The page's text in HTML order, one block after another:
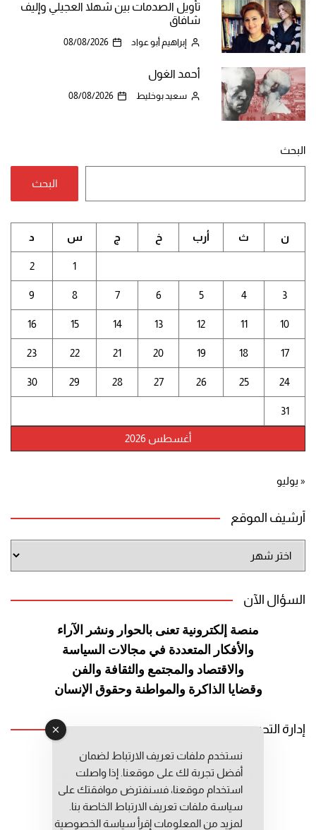
تأويل الصدمات بين شهلا العجيلي وإليف
شافاق
إبراهيم أبو عواد 08/08/2026
أحمد الغول
سعيد بوخليط 08/08/2026
البحث
البحث
أغسطس 2026
ن ث أرب خ ج س د
1
2
3
4
5
6
7
8
9
10
11
12
13
14
15
16
17
18
19
20
21
22
23
24
25
26
27
28
29
30
31
« يوليو
أرشيف الموقع
الموقع
السؤال الآن
منصة إلكترونية تعنى بالحوار ونشر الآراء
والأفكار المتعددة في مجالات السياسة
والاقتصاد والمجتمع والثقافة والفن
وقضايا الذاكرة والمواطنة وحقوق الإنسان
إدارة التحرير
رئيس التحرير: عبد الرحيم التوراني
رئيس التحرير المساعد: المعطي قبال
مديرة التحرير: فاطمة حوحو
نستخدم ملفات تعريف الارتباط لضمان
أفضل تجربة لك على موقعنا. إذا واصلت
استخدام موقعنا، فسنفترض موافقتك على
سياسة ملفات تعريف الارتباط الخاصة بنا.
لمزيد من المعلومات إقرأ سياسة الخصوصية